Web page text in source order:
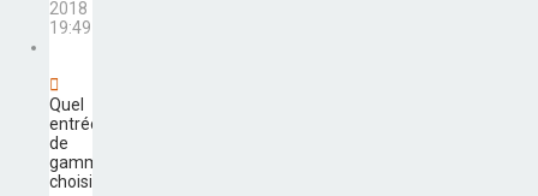
2018
19:49
Quel
entrée
de
gamme
choisir?